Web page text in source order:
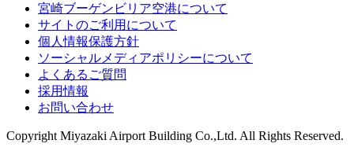
宮崎ブーゲンビリア空港について
サイトのご利用について
個人情報保護方針
ソーシャルメディアポリシーについて
よくあるご質問
採用情報
お問い合わせ
Copyright Miyazaki Airport Building Co.,Ltd. All Rights Reserved.